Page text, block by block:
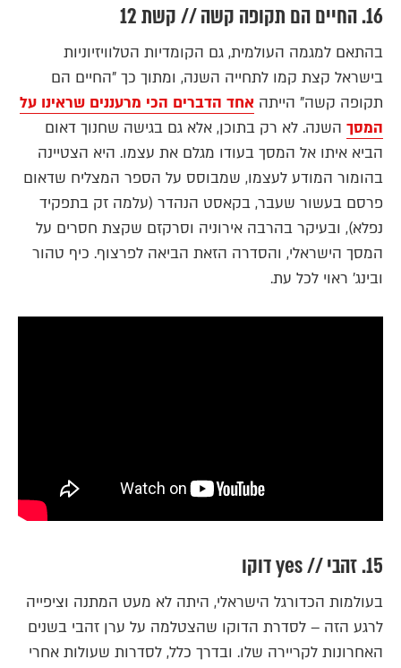
16. החיים הם תקופה קשה // קשת 12
בהתאם למגמה העולמית, גם הקומדיות הטלוויזיוניות
בישראל קצת קמו לתחייה השנה, ומתוך כך "החיים הם
תקופה קשה" הייתה אחד הדברים הכי מרעננים שראינו על
המסך השנה. לא רק בתוכן, אלא גם בגישה שחנוך דאום
הביא איתו אל המסך בעודו מגלם את עצמו. היא הצטיינה
בהומור המודע לעצמו, שמבוסס על הספר המצליח שדאום
פרסם בעשור שעבר, בקאסט הנהדר (עלמה זק בתפקיד
נפלא), ובעיקר בהרבה אירוניה וסרקזם שקצת חסרים על
המסך הישראלי, והסדרה הזאת הביאה לפרצוף. כיף טהור
ובינג' ראוי לכל עת.
15. זהבי // yes דוקו
בעולמות הכדורגל הישראלי, היתה לא מעט המתנה וציפייה
לרגע הזה – לסדרת הדוקו שהצטלמה על ערן זהבי בשנים
האחרונות לקריירה שלו. ובדרך כלל, לסדרות שעולות אחרי